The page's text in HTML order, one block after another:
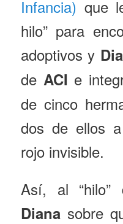
Infancia) que
hilo” para
adoptivos y
de ACI e
de cinco
dos de ellos
rojo invisible.
Así, al
Diana sobre